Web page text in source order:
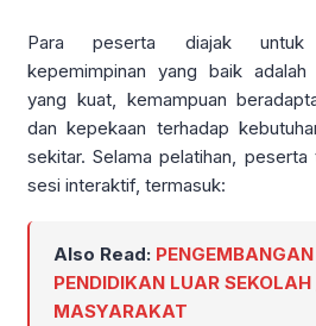
Para peserta diajak untuk
kepemimpinan yang baik
yang kuat, kemampuan
dan kepekaan terhadap
sekitar. Selama pelatihan,
sesi interaktif, termasuk:
Also Read:
PENDIDIKAN LUAR
MASYARAKAT